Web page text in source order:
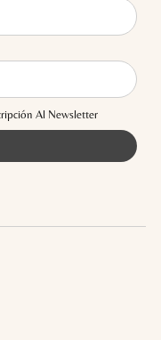
Al Newsletter